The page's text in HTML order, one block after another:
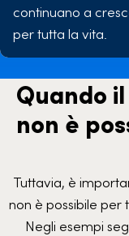
continuano a
per tutta la vita.
Quando
non è
Tuttavia, è
non è possibile per
Negli esempi